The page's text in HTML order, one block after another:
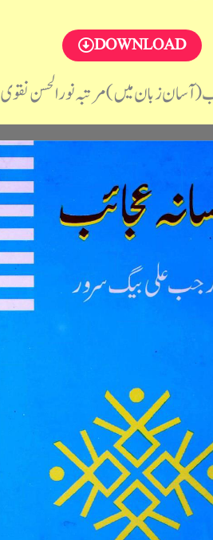
DOWNLOAD
(آسان زبان میں) مرتبہ نور الحسن نقوی